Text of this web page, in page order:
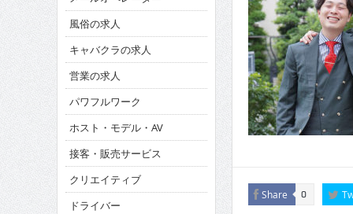
Share 0
風俗の求人
キャバクラの求人
営業の求人
パワフルワーク
ホスト・モデル・AV
接客・販売サービス
クリエイティブ
ドライバー